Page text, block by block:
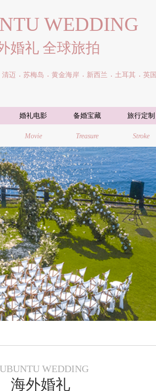
WEDDING
婚礼 全球旅拍
清迈 苏梅岛 黄金海岸 新西兰 土耳其 英国
婚礼电影
Movie
备婚宝藏
Treasure
旅行定制
Stroke
WEDDING
海外婚礼